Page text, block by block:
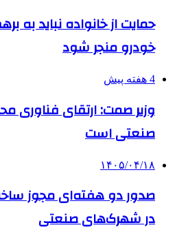
حمایت از خانواده نباید به
خودرو منجر شود
4 هفته پیش
وزیر صمت: ارتقای فناوری
صنعتی است
۱۴۰۵/۰۴/۱۸
صدور دو هفته‌ای مجوز
در شهرک‌های صنعتی